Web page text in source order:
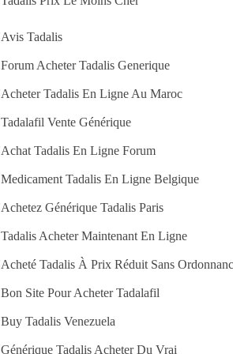
Avis Tadalis
Forum Acheter Tadalis Generique
Acheter Tadalis En Ligne Au Maroc
Tadalafil Vente Générique
Achat Tadalis En Ligne Forum
Medicament Tadalis En Ligne Belgique
Achetez Générique Tadalis Paris
Tadalis Acheter Maintenant En Ligne
Acheté Tadalis À Prix Réduit Sans
Bon Site Pour Acheter Tadalafil
Buy Tadalis Venezuela
Générique Tadalis Acheter Du Vrai